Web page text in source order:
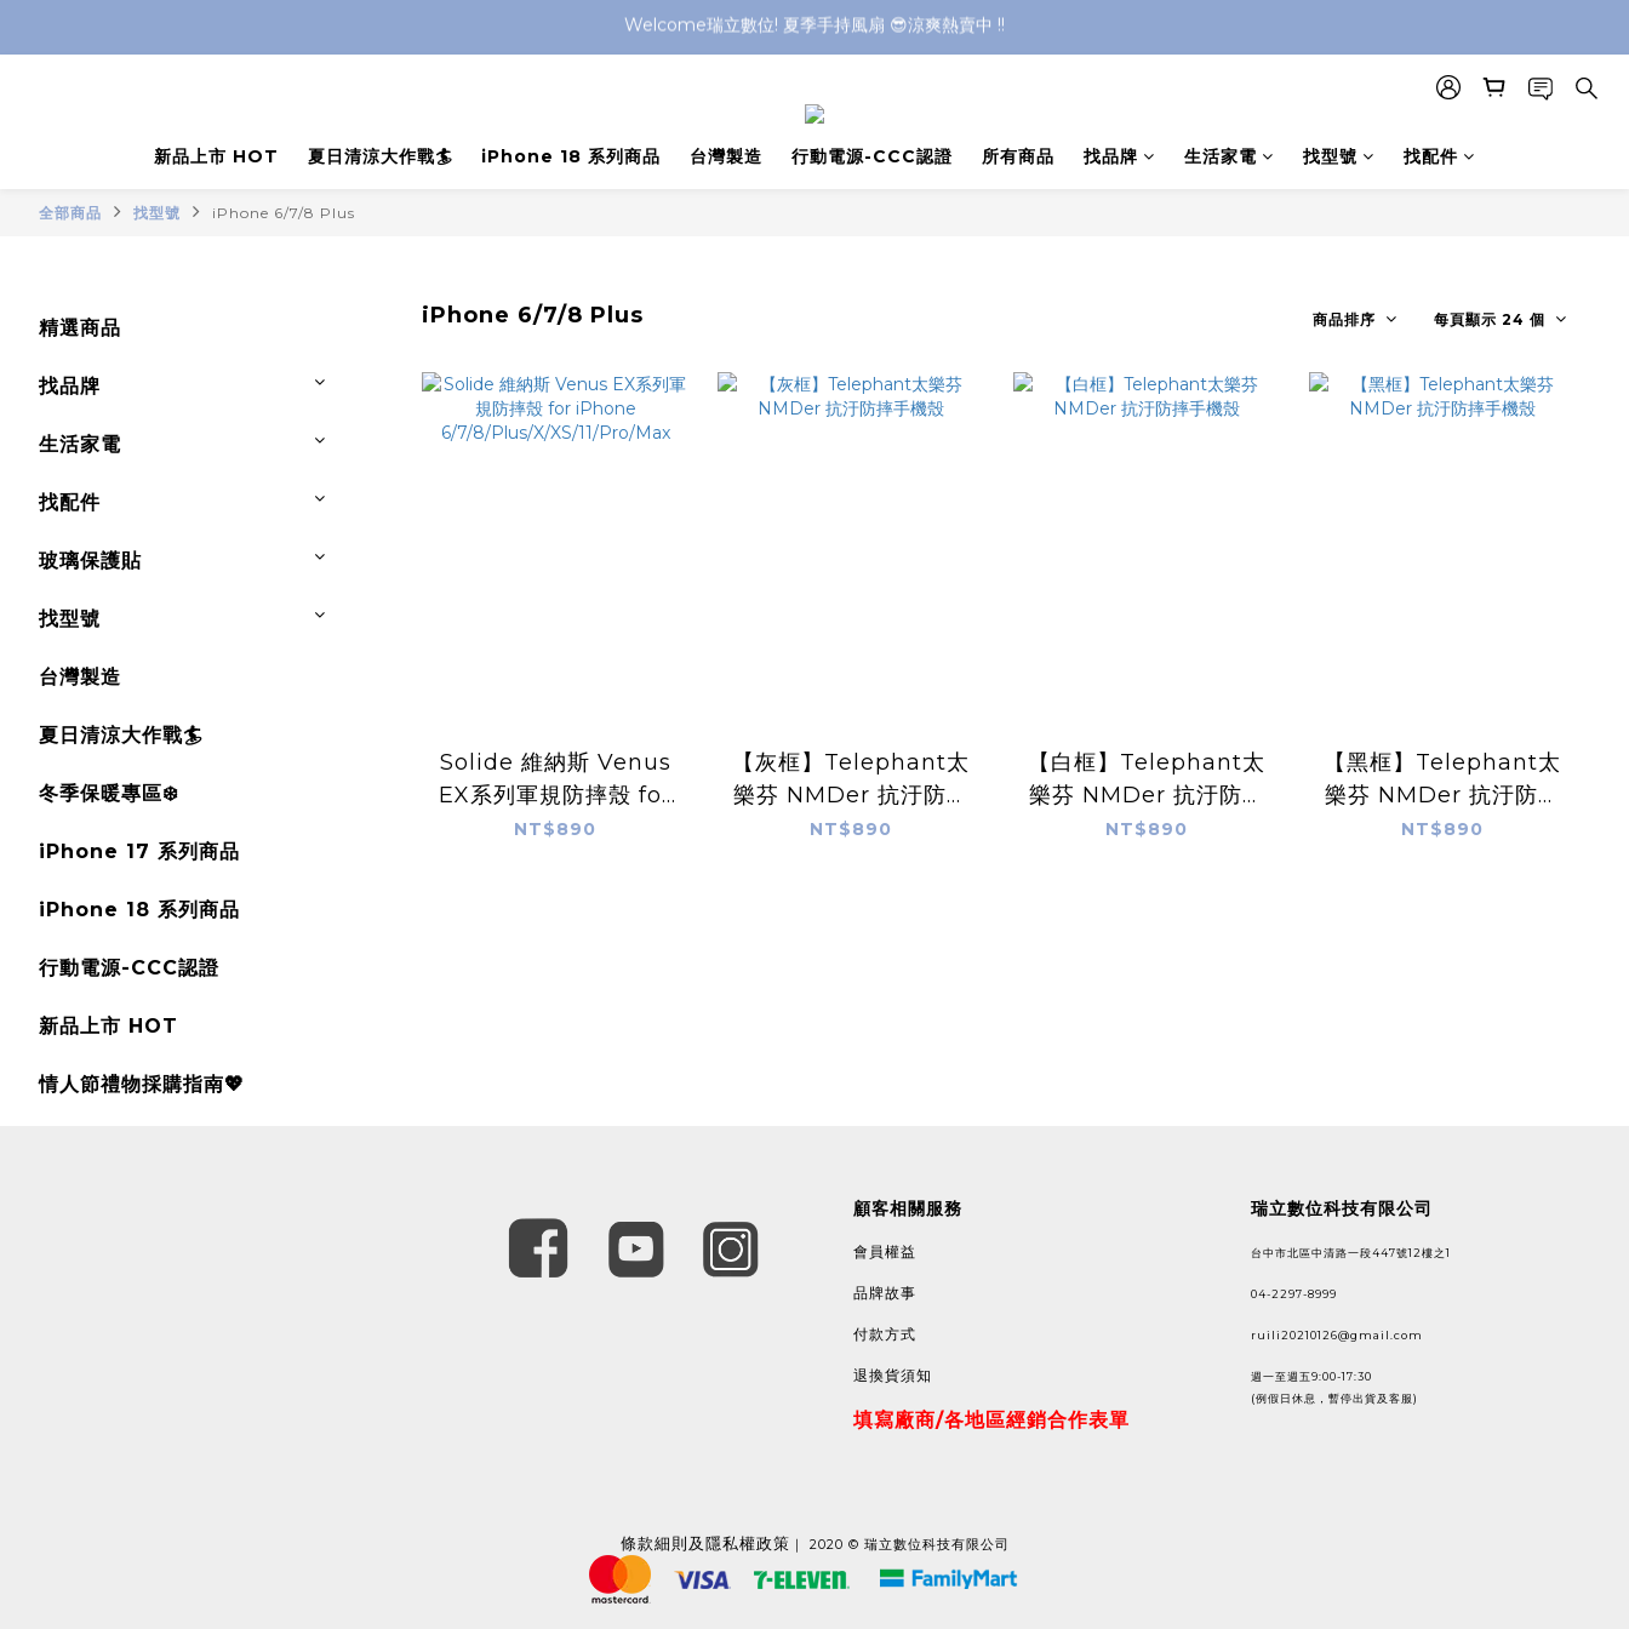
Welcome瑞立數位! 夏季手持風扇 😎涼爽熱賣中 !!
新品上市 HOT 夏日清涼大作戰🏄 iPhone 18 系列商品 台灣製造 行動電源-CCC認證 所有商品 找品牌 生活家電 找型號 找配件
全部商品 找型號 iPhone 6/7/8 Plus
精選商品
找品牌
生活家電
找配件
玻璃保護貼
找型號
台灣製造
夏日清涼大作戰🏄
冬季保暖專區❄️
iPhone 17 系列商品
iPhone 18 系列商品
行動電源-CCC認證
新品上市 HOT
情人節禮物採購指南💖
iPhone 6/7/8 Plus 商品排序 每頁顯示 24 個
Solide 維納斯 Venus
EX系列軍規防摔殼 for
iPhone
NT$890
【灰框】Telephant太
樂芬 NMDer 抗汙防摔
手機殼
NT$890
【白框】Telephant太
樂芬 NMDer 抗汙防摔
手機殼
NT$890
【黑框】Telephant太
樂芬 NMDer 抗汙防摔
手機殼
NT$890
顧客相關服務
會員權益
品牌故事
付款方式
退換貨須知
填寫廠商/各地區經銷合作表單
瑞立數位科技有限公司
台中市北區中清路一段447號12樓之1
04-2297-8999
ruili20210126@gmail.com
週一至週五9:00-17:30
(例假日休息，暫停出貨及客服)
條款細則及隱私權政策 ｜ 2020 © 瑞立數位科技有限公司